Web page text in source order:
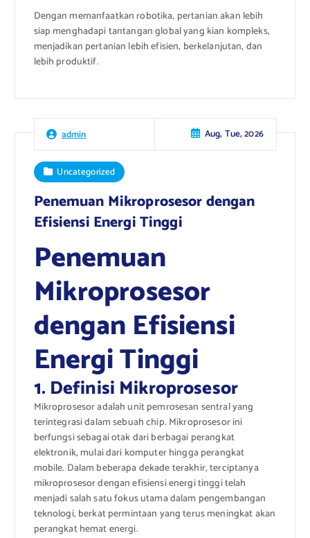
Dengan memanfaatkan robotika, pertanian akan lebih
siap menghadapi tantangan global yang kian kompleks,
menjadikan pertanian lebih efisien, berkelanjutan, dan
lebih produktif.
admin Aug, Tue, 2026
Uncategorized
Penemuan Mikroprosesor dengan
Efisiensi Energi Tinggi
Penemuan
Mikroprosesor
dengan Efisiensi
Energi Tinggi
1. Definisi Mikroprosesor
Mikroprosesor adalah unit pemrosesan sentral yang
terintegrasi dalam sebuah chip. Mikroprosesor ini
berfungsi sebagai otak dari berbagai perangkat
elektronik, mulai dari komputer hingga perangkat
mobile. Dalam beberapa dekade terakhir, terciptanya
mikroprosesor dengan efisiensi energi tinggi telah
menjadi salah satu fokus utama dalam pengembangan
teknologi, berkat permintaan yang terus meningkat akan
perangkat hemat energi.